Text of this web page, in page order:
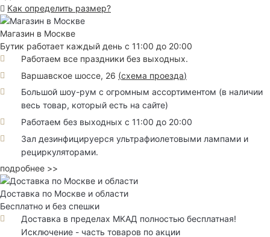
Как определить размер?
Магазин в Москве
Бутик работает каждый день с 11:00 до 20:00
Работаем все праздники без выходных.
Варшавское шоссе, 26 (схема проезда)
Большой шоу-рум с огромным ассортиментом (в наличии
весь товар, который есть на сайте)
Работаем без выходных с 11:00 до 20:00
Зал дезинфицируерся ультрафиолетовыми лампами и
рециркуляторами.
подробнее >>
Доставка по Москве и области
Бесплатно и без спешки
Доставка в пределах МКАД полностью бесплатная!
Исключение - часть товаров по акции